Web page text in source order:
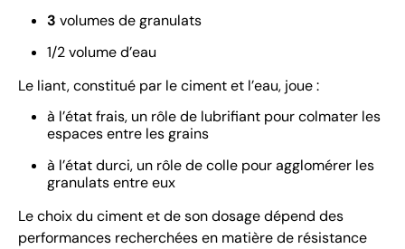
3 volumes de granulats
1/2 volume d’eau
Le liant, constitué par le ciment et l’eau, joue :
à l’état frais, un rôle de lubrifiant pour colmater les
espaces entre les grains
à l’état durci, un rôle de colle pour agglomérer les
granulats entre eux
Le choix du ciment et de son dosage dépend des
performances recherchées en matière de résistance